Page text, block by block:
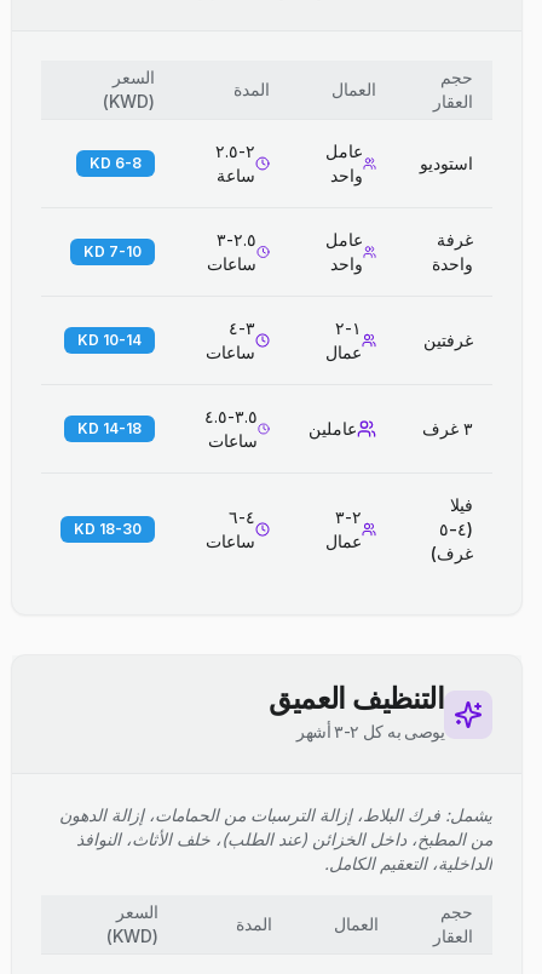
حجم
العقار
العمال المدة
السعر
(
KWD
)
استوديو
عامل
واحد
٢-٢.٥
ساعة
6-8 KD
غرفة
واحدة
عامل
واحد
٢.٥-٣
ساعات
7-10 KD
غرفتين
١-٢
عمال
٣-٤
ساعات
10-14 KD
٣ غرف عاملين
٣.٥-٤.٥
ساعات
14-18 KD
فيلا
(٤-٥
غرف)
٢-٣
عمال
٤-٦
ساعات
18-30 KD
التنظيف العميق
يوصى به كل ٢-٣ أشهر
يشمل: فرك البلاط، إزالة الترسبات من الحمامات، إزالة الدهون
من المطبخ، داخل الخزائن (عند الطلب)، خلف الأثاث، النوافذ
الداخلية، التعقيم الكامل.
حجم
العقار
العمال المدة
السعر
(
KWD
)